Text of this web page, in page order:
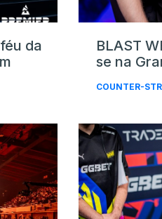
da
BLAST
se na
COUNTER-